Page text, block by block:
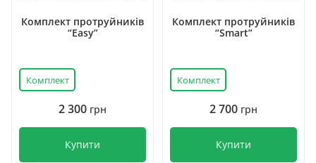
Комплект протруйників
“Easy”
Комплект
2 300 грн
Купити
Комплект протруйників
“Smart”
Комплект
2 700 грн
Купити